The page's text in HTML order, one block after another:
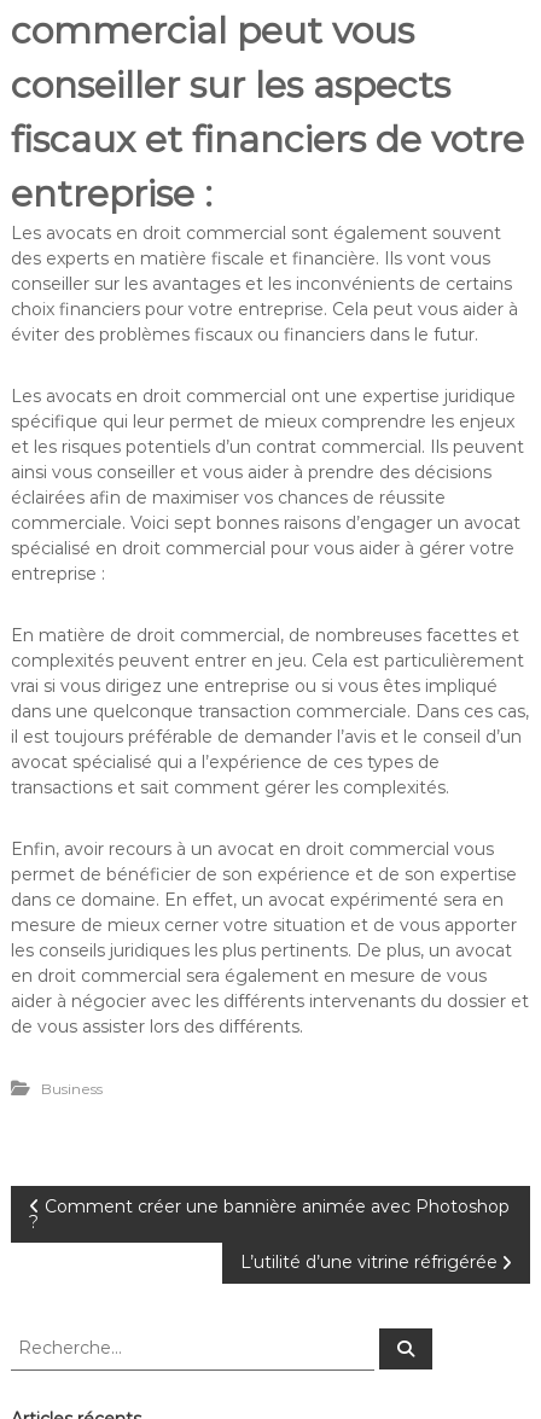
commercial peut vous
conseiller sur les aspects
fiscaux et financiers de votre
entreprise :
Les avocats en droit commercial sont également souvent
des experts en matière fiscale et financière. Ils vont vous
conseiller sur les avantages et les inconvénients de certains
choix financiers pour votre entreprise. Cela peut vous aider à
éviter des problèmes fiscaux ou financiers dans le futur.
Les avocats en droit commercial ont une expertise juridique
spécifique qui leur permet de mieux comprendre les enjeux
et les risques potentiels d’un contrat commercial. Ils peuvent
ainsi vous conseiller et vous aider à prendre des décisions
éclairées afin de maximiser vos chances de réussite
commerciale. Voici sept bonnes raisons d’engager un avocat
spécialisé en droit commercial pour vous aider à gérer votre
entreprise :
En matière de droit commercial, de nombreuses facettes et
complexités peuvent entrer en jeu. Cela est particulièrement
vrai si vous dirigez une entreprise ou si vous êtes impliqué
dans une quelconque transaction commerciale. Dans ces cas,
il est toujours préférable de demander l’avis et le conseil d’un
avocat spécialisé qui a l’expérience de ces types de
transactions et sait comment gérer les complexités.
Enfin, avoir recours à un avocat en droit commercial vous
permet de bénéficier de son expérience et de son expertise
dans ce domaine. En effet, un avocat expérimenté sera en
mesure de mieux cerner votre situation et de vous apporter
les conseils juridiques les plus pertinents. De plus, un avocat
en droit commercial sera également en mesure de vous
aider à négocier avec les différents intervenants du dossier et
de vous assister lors des différents.
Business
N
i
Comment créer une bannière animée avec Photoshop
?
L’utilité d’une vitrine réfrigérée
R
h
R